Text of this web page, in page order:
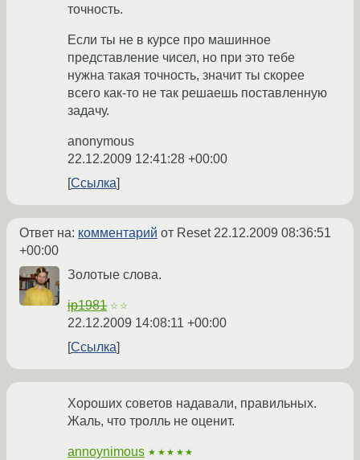
точность.
Если ты не в курсе про машинное
представление чисел, но при это тебе
нужна такая точность, значит ты скорее
всего как-то не так решаешь поставленную
задачу.
anonymous
22.12.2009 12:41:28 +00:00
Ссылка
Ответ на: комментарий от Reset22.12.2009 08:36:51
+00:00
Золотые слова.
ip1981 ☆☆
22.12.2009 14:08:11 +00:00
Ссылка
Хороших советов надавали, правильных.
Жаль, что тролль не оценит.
annoynimous ★★★★★